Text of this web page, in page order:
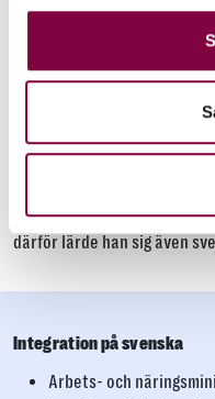
Pavel Petrov från ryska
därför lärde han sig även
Integration på svenska
Arbets- och